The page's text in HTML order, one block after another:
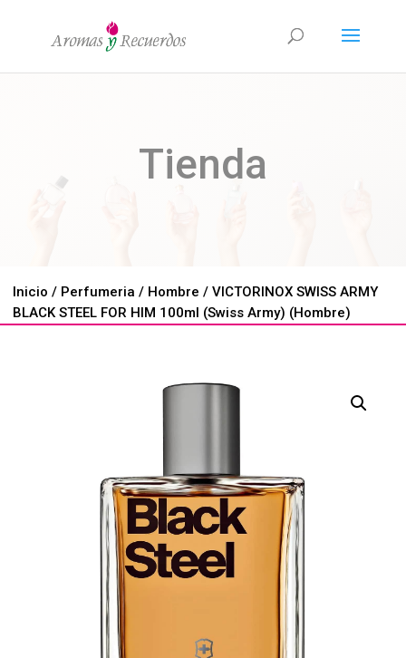
Tienda
Inicio / Perfumeria / Hombre / VICTORINOX SWISS ARMY
BLACK STEEL FOR HIM 100ml (Swiss Army) (Hombre)